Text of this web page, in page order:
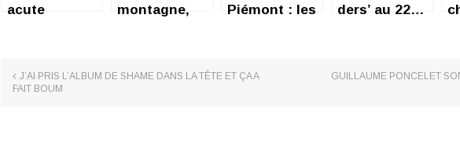
acute
montagne,
Piémont : les
ders’ au 22…
J’AI PRIS L’ALBUM DE SHAME DANS LA TÊTE ET ÇA A
FAIT BOUM
GUILLAUME PONCELET